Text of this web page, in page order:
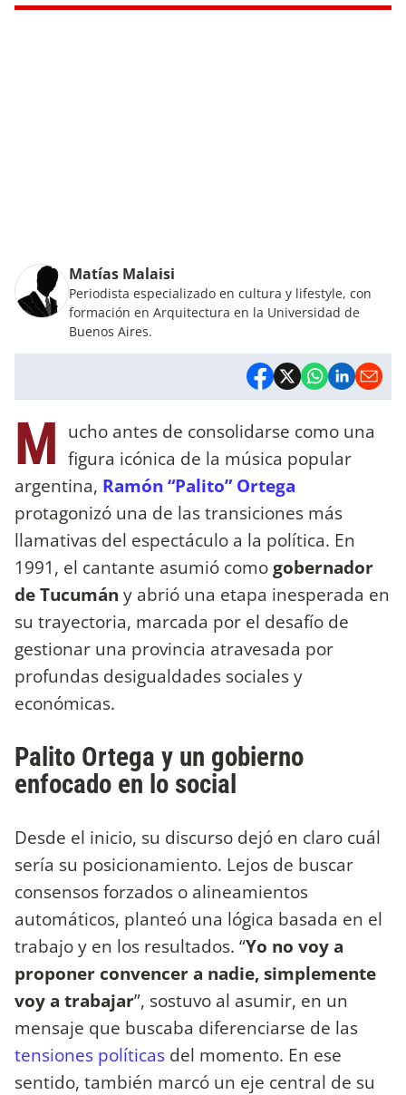
Matías Malaisi
Periodista especializado en cultura y lifestyle, con
formación en Arquitectura en la Universidad de
Buenos Aires.
M ucho antes de consolidarse como una
figura icónica de la música popular
argentina, Ramón “Palito” Ortega
protagonizó una de las transiciones más
llamativas del espectáculo a la política. En
1991, el cantante asumió comogobernador
de Tucumán y abrió una etapa inesperada en
su trayectoria, marcada por el desafío de
gestionar una provincia atravesada por
profundas desigualdades sociales y
económicas.
Palito Ortega y un gobierno
enfocado en lo social
Desde el inicio, su discurso dejó en claro cuál
sería su posicionamiento. Lejos de buscar
consensos forzados o alineamientos
automáticos, planteó una lógica basada en el
trabajo y en los resultados. “Yo no voy a
proponer convencer a nadie, simplemente
voy a trabajar”, sostuvo al asumir, en un
mensaje que buscaba diferenciarse de las
tensiones políticas del momento. En ese
sentido, también marcó un eje central de su